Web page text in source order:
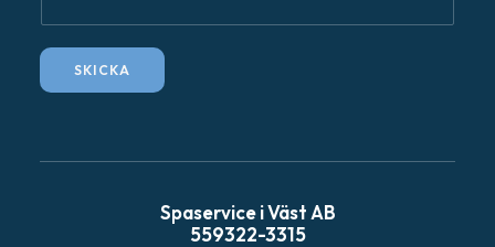
g
a
E
o
SKICKA
Spaservice i Väst AB
559322-3315